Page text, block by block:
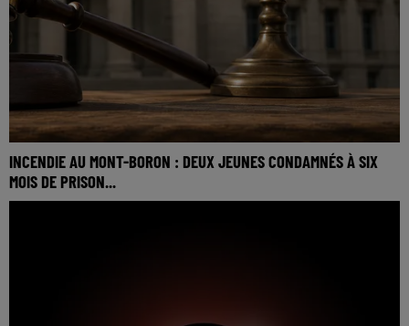
INCENDIE AU MONT-BORON : DEUX JEUNES CONDAMNÉS À SIX
MOIS DE PRISON...